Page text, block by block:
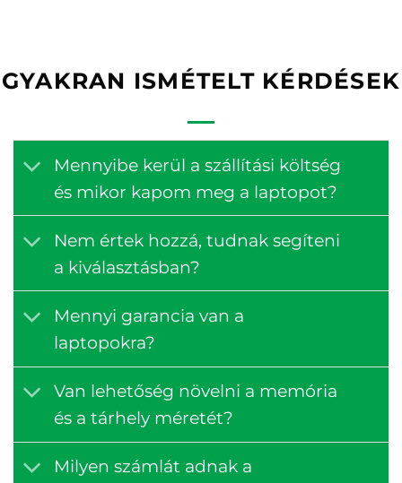
GYAKRAN ISMÉTELT KÉRDÉSEK
Mennyibe kerül a szállítási költség
és mikor kapom meg a laptopot?
Nem értek hozzá, tudnak segíteni
a kiválasztásban?
Mennyi garancia van a
laptopokra?
Van lehetőség növelni a memória
és a tárhely méretét?
Milyen számlát adnak a